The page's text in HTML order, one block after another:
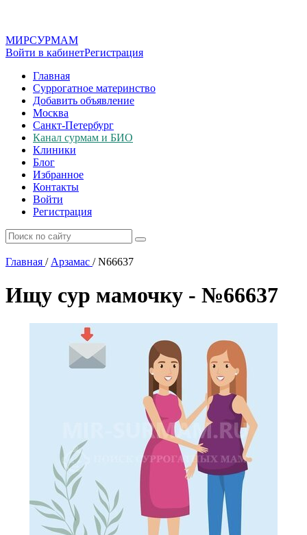
МИРСУРМАМ
Войти в кабинетРегистрация
Главная
Суррогатное материнство
Добавить объявление
Москва
Санкт-Петербург
Канал сурмам и БИО
Клиники
Блог
Избранное
Контакты
Войти
Регистрация
Главная / Арзамас /N66637
Ищу сур мамочку - №66637